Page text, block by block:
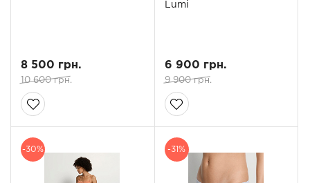
8 500 грн.
10 600 грн.
Lumi
6 900 грн.
9 900 грн.
-30% -31%